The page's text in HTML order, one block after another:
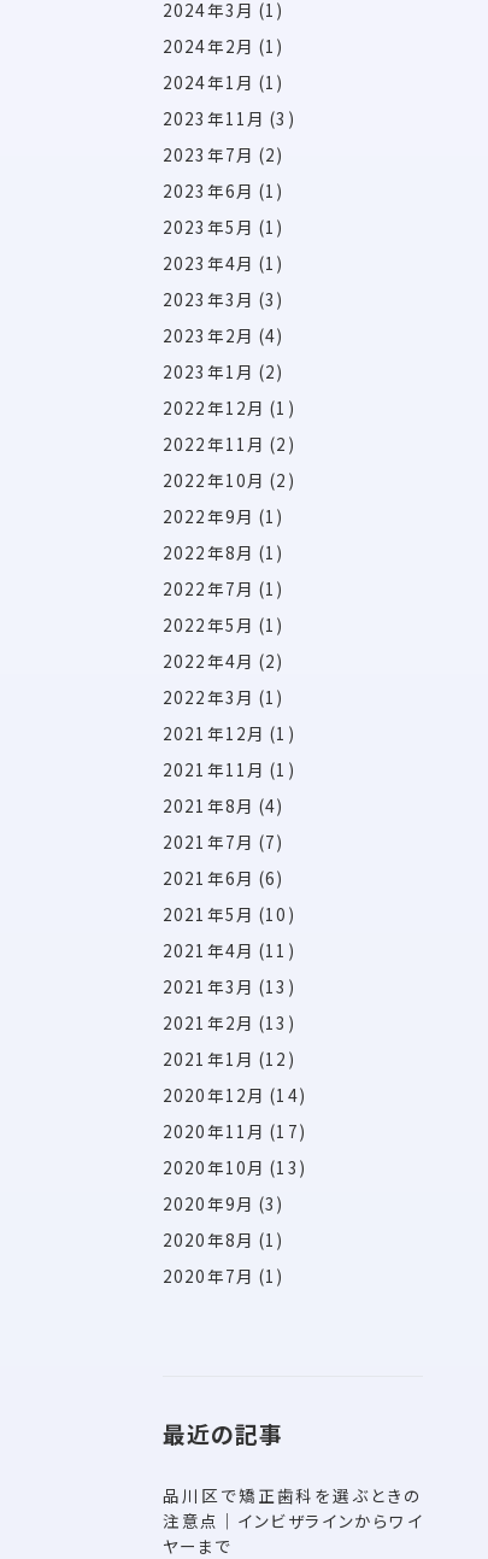
2024年3月 (1)
2024年2月 (1)
2024年1月 (1)
2023年11月 (3)
2023年7月 (2)
2023年6月 (1)
2023年5月 (1)
2023年4月 (1)
2023年3月 (3)
2023年2月 (4)
2023年1月 (2)
2022年12月 (1)
2022年11月 (2)
2022年10月 (2)
2022年9月 (1)
2022年8月 (1)
2022年7月 (1)
2022年5月 (1)
2022年4月 (2)
2022年3月 (1)
2021年12月 (1)
2021年11月 (1)
2021年8月 (4)
2021年7月 (7)
2021年6月 (6)
2021年5月 (10)
2021年4月 (11)
2021年3月 (13)
2021年2月 (13)
2021年1月 (12)
2020年12月 (14)
2020年11月 (17)
2020年10月 (13)
2020年9月 (3)
2020年8月 (1)
2020年7月 (1)
最近の記事
品川区で矯正歯科を選ぶときの
注意点｜インビザラインからワイ
ヤーまで